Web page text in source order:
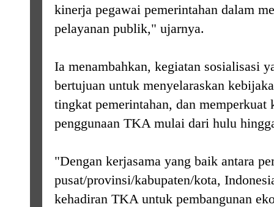
kinerja pegawai pemerintahan dalam
pelayanan publik," ujarnya.
Ia menambahkan, kegiatan sosialisasi
bertujuan untuk menyelaraskan
tingkat pemerintahan, dan memperkuat
penggunaan TKA mulai dari hulu
"Dengan kerjasama yang baik antara
pusat/provinsi/kabupaten/kota,
kehadiran TKA untuk pembangunan